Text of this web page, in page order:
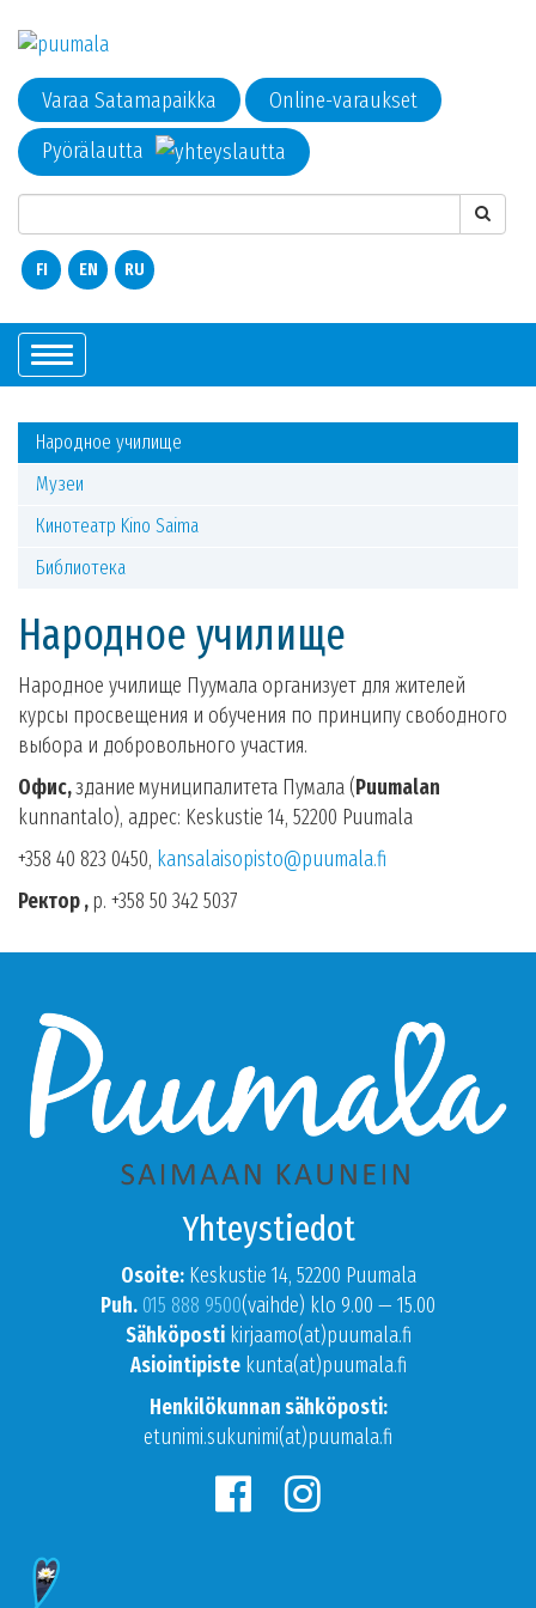
Varaa Satamapaikka
Online-varaukset
Pyörälautta
FI EN RU
Показать/
Скрыть
навигацию
Народное училище
Музеи
Кинотеатр Kino Saima
Библиотека
Народное училище
Народное училище Пуумала организует для жителей
курсы просвещения и обучения по принципу свободного
выбора и добровольного участия.
Офис,зданиемуниципалитета Пумала (Puumalan
kunnantalo), адрес: Keskustie 14, 52200 Puumala
+358 40 823 0450, kansalaisopisto@puumala.fi
Ректор,p. +358 50 342 5037
Yhteystiedot
Osoite:Keskustie 14, 52200 Puumala
Puh. 015 888 9500(vaihde) klo 9.00 — 15.00
Sähköpostikirjaamo(at)puumala.fi
Asiointipistekunta(at)puumala.fi
Henkilökunnan sähköposti:
etunimi.sukunimi(at)puumala.fi